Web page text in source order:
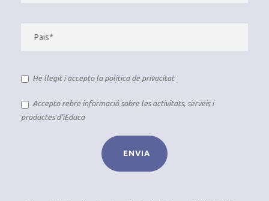
He llegit i accepto la política de privacitat
Accepto rebre informació sobre les activitats, serveis i
productes d’iEduca